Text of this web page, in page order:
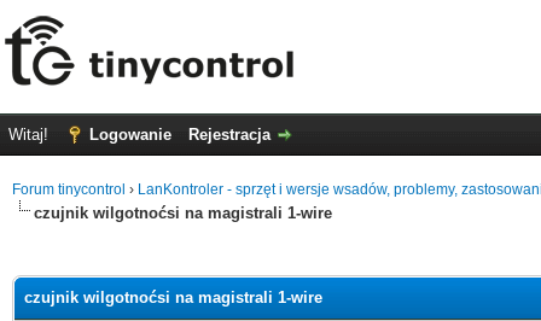
Witaj! Logowanie Rejestracja
Forum tinycontrol › LanKontroler - sprzęt i wersje wsadów, problemy,
czujnik wilgotnoćsi na magistrali 1-wire
czujnik wilgotnoćsi na magistrali 1-wire